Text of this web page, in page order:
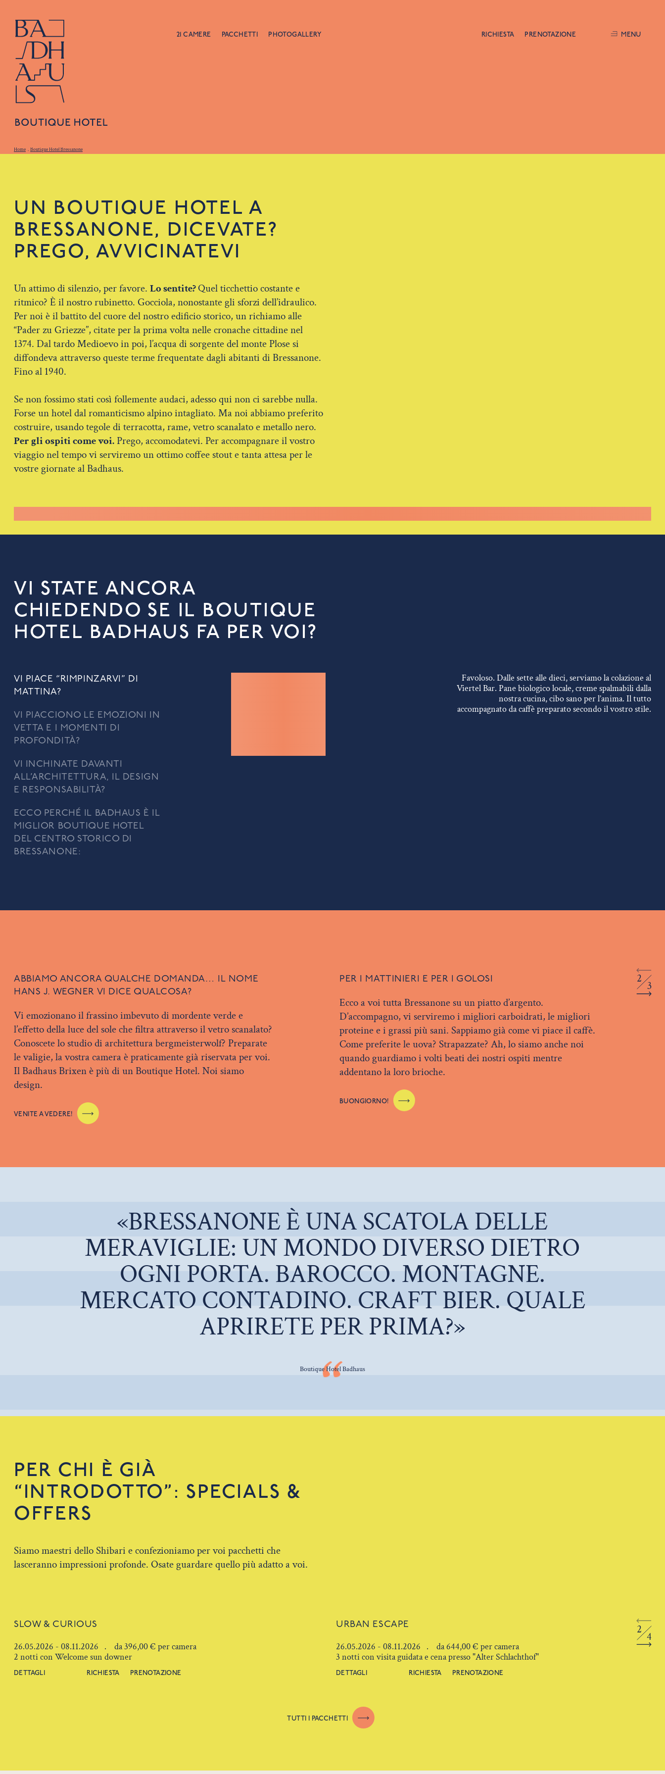
21 CAMERE PACCHETTI PHOTOGALLERY RICHIESTA PRENOTAZIONE MENU
Home . Boutique Hotel Bressanone
UN BOUTIQUE HOTEL A
BRESSANONE, DICEVATE?
PREGO, AVVICINATEVI
Un attimo di silenzio, per favore. Lo sentite?Quel ticchettio costante e
ritmico? È il nostro rubinetto. Gocciola, nonostante gli sforzi dell’idraulico.
Per noi è il battito del cuore del nostro edificio storico, un richiamo alle
“Pader zu Griezze”, citate per la prima volta nelle cronache cittadine nel
1374. Dal tardo Medioevo in poi, l’acqua di sorgente del monte Plose si
diffondeva attraverso queste terme frequentate dagli abitanti di Bressanone.
Fino al 1940.
Se non fossimo stati così follemente audaci, adesso qui non ci sarebbe nulla.
Forse un hotel dal romanticismo alpino intagliato. Ma noi abbiamo preferito
costruire, usando tegole di terracotta, rame, vetro scanalato e metallo nero.
Per gli ospiti come voi.Prego, accomodatevi. Per accompagnare il vostro
viaggio nel tempo vi serviremo un ottimo coffee stout e tanta attesa per le
vostre giornate al Badhaus.
VI STATE ANCORA
CHIEDENDO SE IL BOUTIQUE
HOTEL BADHAUS FA PER VOI?
VI PIACE “RIMPINZARVI” DI
MATTINA?
VI PIACCIONO LE EMOZIONI IN
VETTA E I MOMENTI DI
PROFONDITÀ?
VI INCHINATE DAVANTI
ALL’ARCHITETTURA, IL DESIGN
E RESPONSABILITÀ?
ECCO PERCHÉ IL BADHAUS È IL
MIGLIOR BOUTIQUE HOTEL
DEL CENTRO STORICO DI
BRESSANONE:
Favoloso. Dalle sette alle dieci, serviamo la colazione al
Viertel Bar. Pane biologico locale, creme spalmabili dalla
nostra cucina, cibo sano per l’anima. Il tutto
accompagnato da caffè preparato secondo il vostro stile.
2
3
ABBIAMO ANCORA QUALCHE DOMANDA… IL NOME
HANS J. WEGNER VI DICE QUALCOSA?
Vi emozionano il frassino imbevuto di mordente verde e
l’effetto della luce del sole che filtra attraverso il vetro scanalato?
Conoscete lo studio di architettura bergmeisterwolf? Preparate
le valigie, la vostra camera è praticamente già riservata per voi.
Il Badhaus Brixen è più di un Boutique Hotel. Noi siamo
design.
VENITE A VEDERE!
PER I MATTINIERI E PER I GOLOSI
Ecco a voi tutta Bressanone su un piatto d’argento.
D’accompagno, vi serviremo i migliori carboidrati, le migliori
proteine e i grassi più sani. Sappiamo già come vi piace il caffè.
Come preferite le uova? Strapazzate? Ah, lo siamo anche noi
quando guardiamo i volti beati dei nostri ospiti mentre
addentano la loro brioche.
BUONGIORNO!
«BRESSANONE È UNA SCATOLA DELLE
MERAVIGLIE: UN MONDO DIVERSO DIETRO
OGNI PORTA. BAROCCO. MONTAGNE.
MERCATO CONTADINO. CRAFT BIER. QUALE
APRIRETE PER PRIMA?»
Boutique Hotel Badhaus
PER CHI È GIÀ
“INTRODOTTO”: SPECIALS &
OFFERS
Siamo maestri dello Shibari e confezioniamo per voi pacchetti che
lasceranno impressioni profonde. Osate guardare quello più adatto a voi.
2
4
SLOW & CURIOUS
26.05.2026 - 08.11.2026 . da 396,00 € per camera
2 notti con Welcome sun downer
DETTAGLI RICHIESTA PRENOTAZIONE
URBAN ESCAPE
26.05.2026 - 08.11.2026 . da 644,00 € per camera
3 notti con visita guidata e cena presso "Alter Schlachthof"
DETTAGLI RICHIESTA PRENOTAZIONE
TUTTI I PACCHETTI